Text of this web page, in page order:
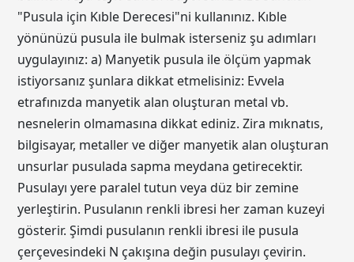
"Pusula için Kıble Derecesi"ni kullanınız. Kıble
yönünüzü pusula ile bulmak isterseniz şu adımları
uygulayınız: a) Manyetik pusula ile ölçüm yapmak
istiyorsanız şunlara dikkat etmelisiniz: Evvela
etrafınızda manyetik alan oluşturan metal vb.
nesnelerin olmamasına dikkat ediniz. Zira mıknatıs,
bilgisayar, metaller ve diğer manyetik alan oluşturan
unsurlar pusulada sapma meydana getirecektir.
Pusulayı yere paralel tutun veya düz bir zemine
yerleştirin. Pusulanın renkli ibresi her zaman kuzeyi
gösterir. Şimdi pusulanın renkli ibresi ile pusula
çerçevesindeki N çakışına değin pusulayı çevirin.